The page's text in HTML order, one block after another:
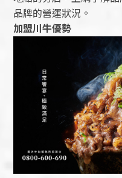
品牌的營運狀況。
加盟川牛優勢